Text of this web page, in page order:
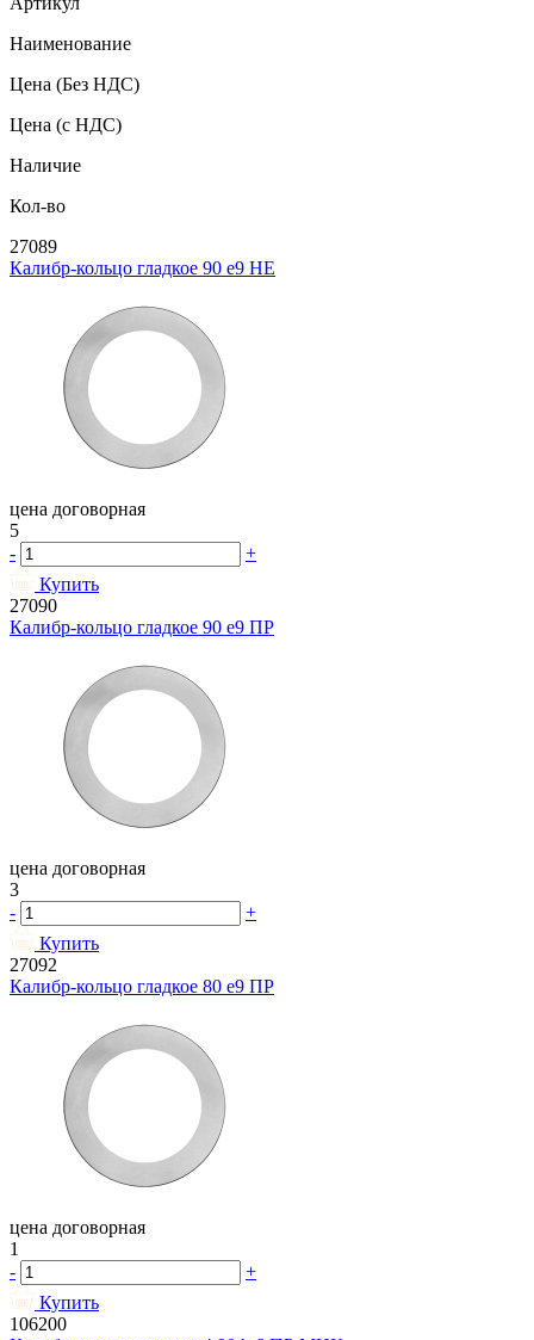
Наименование
Цена (Без НДС)
Цена (с НДС)
Наличие
Кол-во
27089
Калибр-кольцо гладкое 90 e9 НЕ
цена договорная
5
-
+
Купить
27090
Калибр-кольцо гладкое 90 e9 ПР
цена договорная
3
-
+
Купить
27092
Калибр-кольцо гладкое 80 e9 ПР
цена договорная
1
-
+
Купить
106200